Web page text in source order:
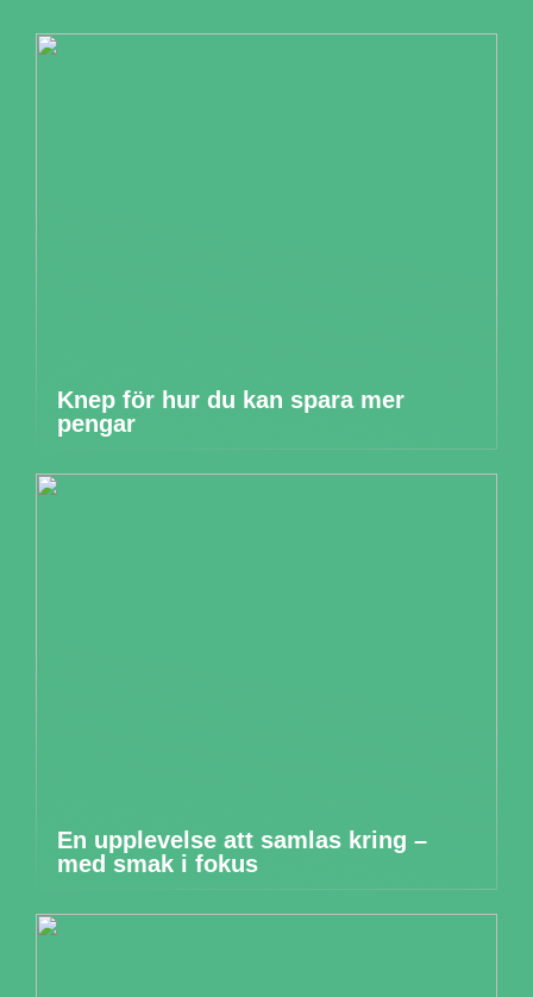
Knep för hur du kan spara mer
pengar
En upplevelse att samlas kring –
med smak i fokus